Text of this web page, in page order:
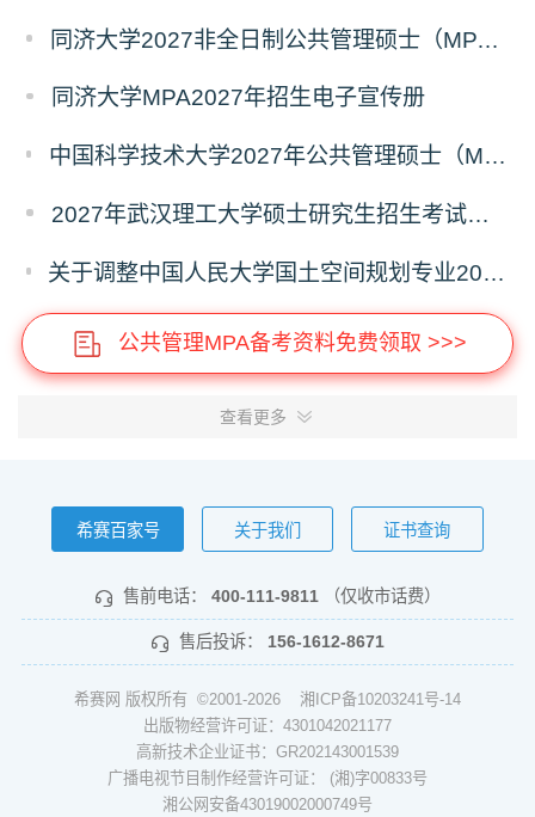
同济大学2027非全日制公共管理硕士（MPA）奖学金方案
同济大学MPA2027年招生电子宣传册
中国科学技术大学2027年公共管理硕士（MPA）专业学位研究生招生通知
2027年武汉理工大学硕士研究生招生考试考试大纲
关于调整中国人民大学国土空间规划专业2027年全国硕士研究生招生考试初试科目的公告
公共管理MPA备考资料免费领取 >>>
查看更多
希赛百家号 关于我们 证书查询
售前电话： 400-111-9811 （仅收市话费）
售后投诉： 156-1612-8671
希赛网 版权所有 ©2001-2026 湘ICP备10203241号-14
出版物经营许可证：4301042021177
高新技术企业证书：GR202143001539
广播电视节目制作经营许可证： (湘)字00833号
湘公网安备43019002000749号